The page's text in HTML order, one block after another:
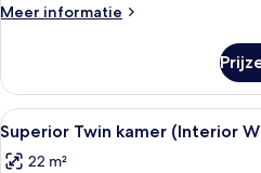
laden
Meer informatie
Meer
Twin
kamer,
geen
ramen
Alle
foto's
9
Superior Twin kamer (Interior
22 m²